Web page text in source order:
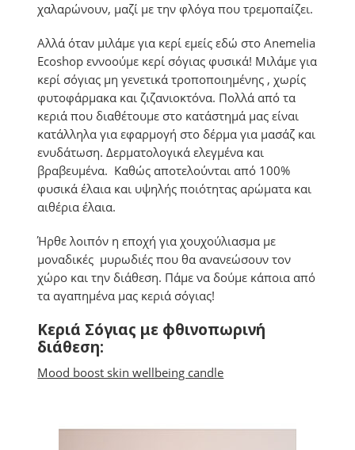
χαλαρώνουν, μαζί με την φλόγα που τρεμοπαίζει.
Αλλά όταν μιλάμε για κερί εμείς εδώ στο Anemelia
Ecoshop εννοούμε κερί σόγιας φυσικά! Μιλάμε για
κερί σόγιας μη γενετικά τροποποιημένης , χωρίς
φυτοφάρμακα και ζιζανιοκτόνα. Πολλά από τα
κεριά που διαθέτουμε στο κατάστημά μας είναι
κατάλληλα για εφαρμογή στο δέρμα για μασάζ και
ενυδάτωση. Δερματολογικά ελεγμένα και
βραβευμένα. Καθώς αποτελούνται από 100%
φυσικά έλαια και υψηλής ποιότητας αρώματα και
αιθέρια έλαια.
Ήρθε λοιπόν η εποχή για χουχούλιασμα με
μοναδικές μυρωδιές που θα ανανεώσουν τον
χώρο και την διάθεση. Πάμε να δούμε κάποια από
τα αγαπημένα μας κεριά σόγιας!
Κεριά Σόγιας με φθινοπωρινή
διάθεση:
Mood boost skin wellbeing candle